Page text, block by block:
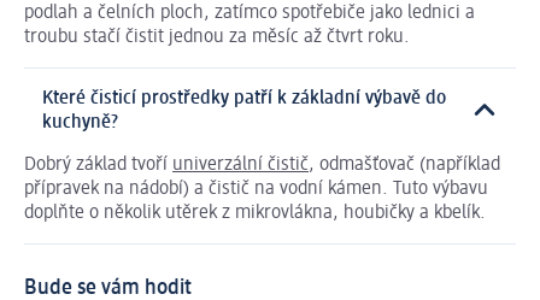
podlah a čelních ploch, zatímco spotřebiče jako lednici a
troubu stačí čistit jednou za měsíc až čtvrt roku.
Které čisticí prostředky patří k základní výbavě do
kuchyně?
Dobrý základ tvoří univerzální čistič, odmašťovač (například
přípravek na nádobí) a čistič na vodní kámen. Tuto výbavu
doplňte o několik utěrek z mikrovlákna, houbičky a kbelík.
Bude se vám hodit